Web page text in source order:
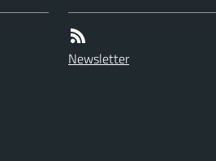
Newsletter